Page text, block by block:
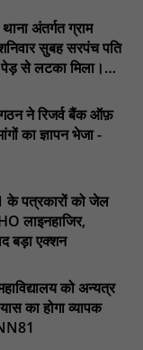
विभिन्न बिन्दुओं पर
दिशा-निर्देश दिया
कर अधिकारियों को
पर बढ़ेगा
होते ही ग्रामीणों में
जी का जन्मदिन
अंतर्गत ग्राम
सुबह सरपंच पति
पेड़ से लटका मिला।
ने रिजर्व बैंक ऑफ़
का ज्ञापन भेजा -
पत्रकारों को जेल
लाइनहाजिर,
बड़ा एक्शन
को अन्यत्र
का होगा व्यापक